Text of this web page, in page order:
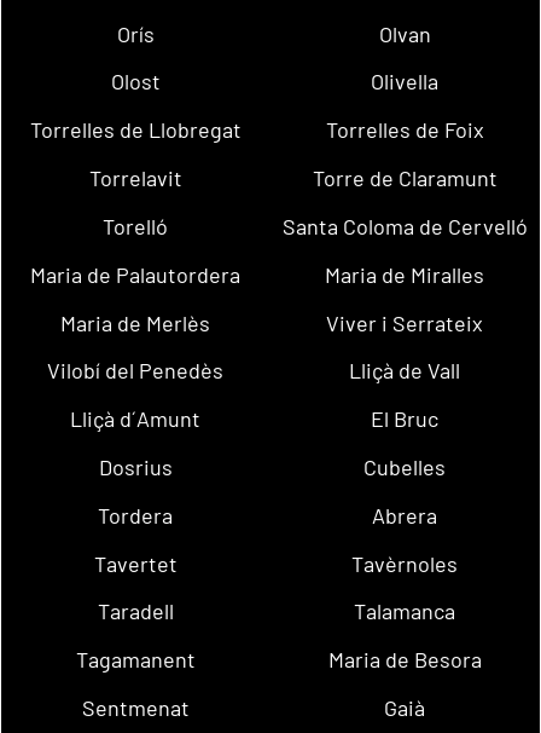
Orís
Olvan
Olost
Olivella
Torrelles de Llobregat
Torrelles de Foix
Torrelavit
Torre de Claramunt
Torelló
Santa Coloma de Cervelló
Maria de Palautordera
Maria de Miralles
Maria de Merlès
Viver i Serrateix
Vilobí del Penedès
Lliçà de Vall
Lliçà d´Amunt
El Bruc
Dosrius
Cubelles
Tordera
Abrera
Tavertet
Tavèrnoles
Taradell
Talamanca
Tagamanent
Maria de Besora
Sentmenat
Gaià